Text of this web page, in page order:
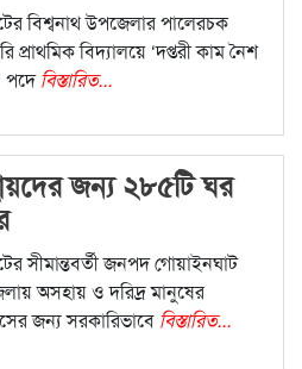
বিশ্বনাথ উপজেলার পালেরচক
প্রাথমিক বিদ্যালয়ে ‘দপ্তরী কাম নৈশ
পদেবিস্তারিত...
জন্য ২৮৫টি ঘর
সীমান্তবর্তী জনপদ গোয়াইনঘাট
অসহায় ও দরিদ্র মানুষের
জন্য সরকারিভাবে বিস্তারিত...